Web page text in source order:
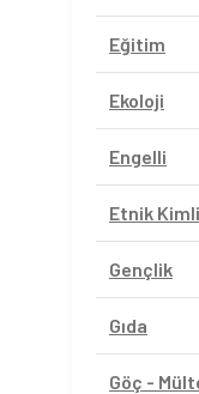
Eğitim
Ekoloji
Engelli
Etnik
Gençlik
Gıda
Göç -